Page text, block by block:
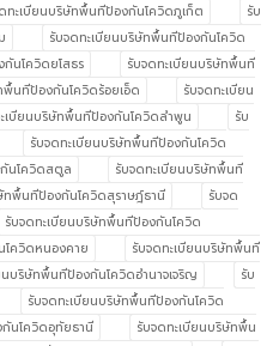
ทะเบียนบริษัทพื้นทีป้องกันโควิดภูเก็ต
รับ
รับจดทะเบียนบริษัทพื้นทีป้องกันโควิด
นโควิดยโสธร
รับจดทะเบียนบริษัทพื้นที
พื้นทีป้องกันโควิดร้อยเอ็ด
รับจดทะเบียน
เบียนบริษัทพื้นทีป้องกันโควิดลำพูน
รับ
รับจดทะเบียนบริษัทพื้นทีป้องกันโควิด
นโควิดสตูล
รับจดทะเบียนบริษัทพื้นที
ทพื้นทีป้องกันโควิดสุราษฎ์ธานี
รับจด
รับจดทะเบียนบริษัทพื้นทีป้องกันโควิด
โควิดหนองคาย
รับจดทะเบียนบริษัทพื้นที
นบริษัทพื้นทีป้องกันโควิดอำนาจเจริญ
รับ
รับจดทะเบียนบริษัทพื้นทีป้องกันโควิด
นโควิดอุทัยธานี
รับจดทะเบียนบริษัทพื้น